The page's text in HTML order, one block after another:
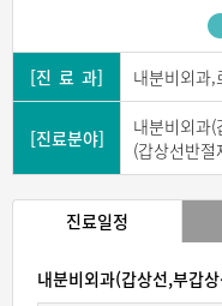
[진 료 과] 내분비외과,
[진료분야]
내분비외과
(갑상선반절
진료일정
내분비외과(갑상선,부갑